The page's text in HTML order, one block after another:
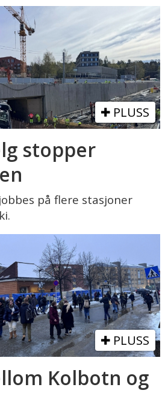
PLUSS
stopper
på flere stasjoner
PLUSS
Kolbotn og